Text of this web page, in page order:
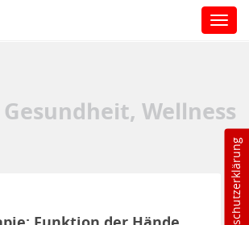
Datenschutzerklärung
Gesundheit, Wellness